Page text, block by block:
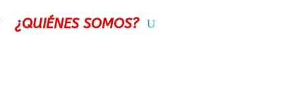
¿QUIÉNES SOMOS?